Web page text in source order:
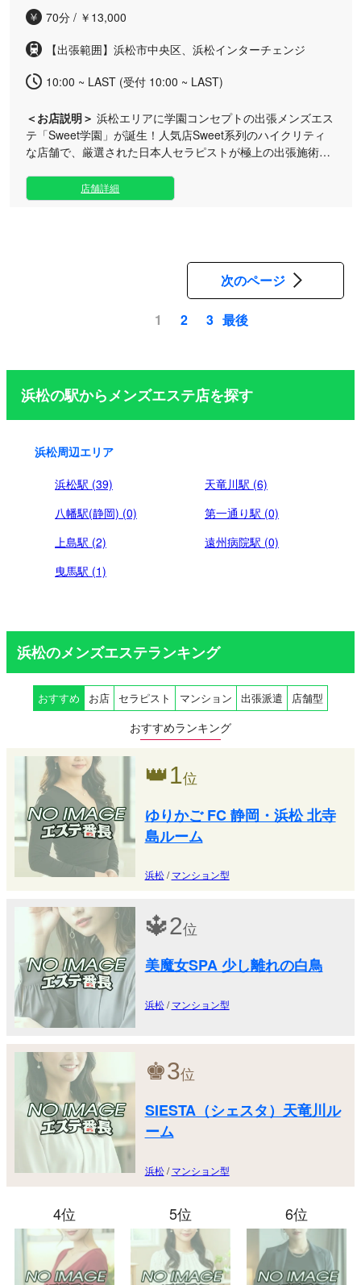
ロ極上フル完備セレクトコース」など、他では味わえない魅
やモール街からもすぐの好立地にあり、専用の駐車場も完
備。年中無休で深夜1時まで営業しておりますので、お仕事
帰りや隙間時間にも最適です。都会の喧騒を忘れる洗練され
みください。
70分 / ￥13,000
【出張範囲】浜松市中央区、浜松インターチェンジ
10:00 ~ LAST (受付 10:00 ~ LAST)
＜お店説明＞ 浜松エリアに学園コンセプトの出張メンズエス
テ「Sweet学園」が誕生！人気店Sweet系列のハイクリティ
な店舗で、厳選された日本人セラピストが極上の出張施術を
と、細部まで行き届いたおもてなしをご提供いたします。 当
店のセラピストは、容姿の美しさだけでなく、高い技術力と
ージと、優しく寄り添う丁寧な施術で、心も身体も芯から解
きほぐされる至福のひとときをお楽しみください。 お仕事帰
りや一日の終わりのご褒美に、贅沢な癒やしを体験してみま
店舗詳細
ジ
1 2 3
次のページ
最後
浜松の駅からメンズエステ店を探す
浜松周辺エリア
浜松駅 (39)
天竜川駅 (6)
八幡駅(静岡) (0)
第一通り駅 (0)
上島駅 (2)
遠州病院駅 (0)
曳馬駅 (1)
浜松のメンズエステランキング
おすすめ お店 セラピスト マンション 出張派遣 店舗型
おすすめランキング
👑1位
ゆりかご FC 静岡・浜松 北寺
島ルーム
浜松/マンション型
🔱2位
美魔女SPA 少し離れの白鳥
浜松/マンション型
♚3位
SIESTA（シェスタ）天竜川ル
ーム
浜松/マンション型
4位 5位 6位